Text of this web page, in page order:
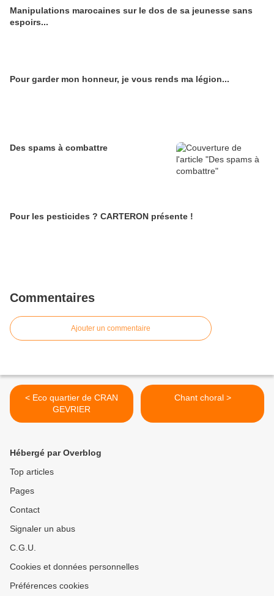
Manipulations marocaines sur le dos de sa jeunesse sans
espoirs...
Pour garder mon honneur, je vous rends ma légion...
Des spams à combattre
Pour les pesticides ? CARTERON présente !
Commentaires
Ajouter un commentaire
< Eco quartier de CRAN
GEVRIER
Chant choral >
Hébergé par Overblog
Top articles
Pages
Contact
Signaler un abus
C.G.U.
Cookies et données personnelles
Préférences cookies